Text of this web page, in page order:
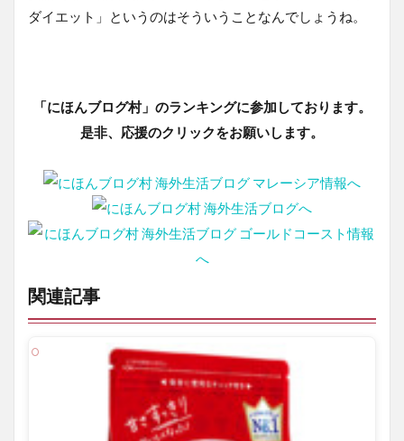
ダイエット」というのはそういうことなんでしょうね。
「にほんブログ村」のランキングに参加しております。
是非、応援のクリックをお願いします。
関連記事